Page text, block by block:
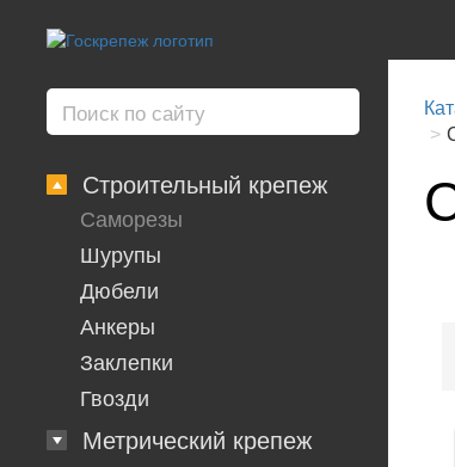
Строительный крепеж
Саморезы
Шурупы
Дюбели
Анкеры
Заклепки
Гвозди
Метрический крепеж